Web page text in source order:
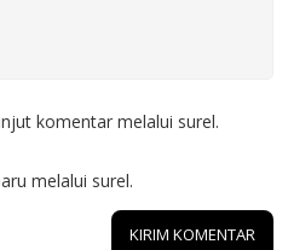
komentar melalui surel.
melalui surel.